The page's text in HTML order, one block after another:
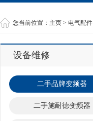
您当前位置： 主页 > 电气配件
设备维修
二手品牌变频器
二手施耐德变频器